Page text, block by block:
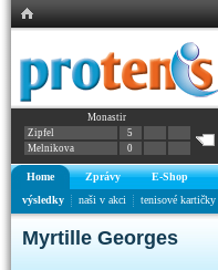
Monastir
Zipfel
5
Melnikova
0
Home Zprávy E-Shop
výsledky
naši v akci tenisové kartičky
Myrtille Georges